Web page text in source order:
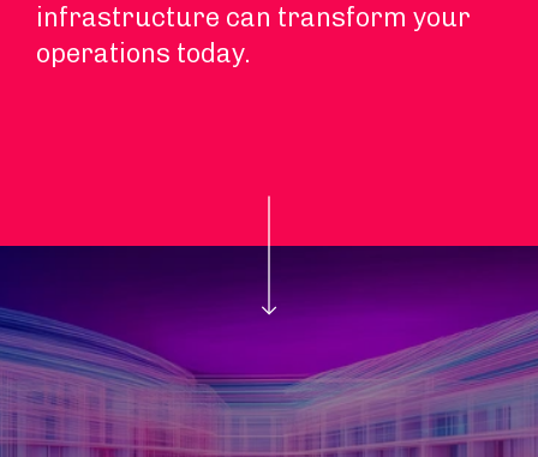
infrastructure can transform your
operations today.